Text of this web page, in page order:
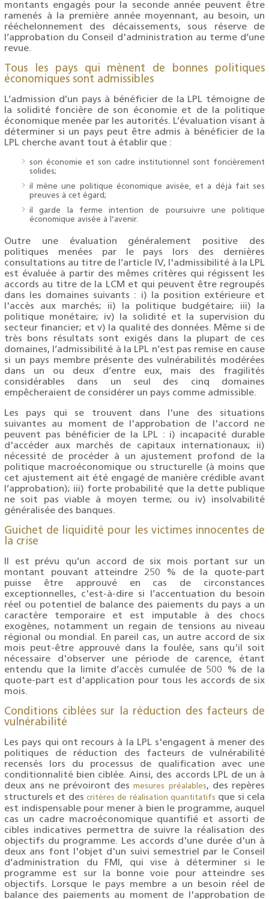
montants engagés pour la seconde année peuvent être
ramenés à la première année moyennant, au besoin, un
rééchelonnement des décaissements, sous réserve de
l’approbation du Conseil d'administration au terme d’une
revue.
Tous les pays qui mènent de bonnes politiques
économiques sont admissibles
L’admission d’un pays à bénéficier de la LPL témoigne de
la solidité foncière de son économie et de la politique
économique menée par les autorités. L’évaluation visant à
déterminer si un pays peut être admis à bénéficier de la
LPL cherche avant tout à établir que :
son économie et son cadre institutionnel sont foncièrement
solides;
il mène une politique économique avisée, et a déjà fait ses
preuves à cet égard;
il garde la ferme intention de poursuivre une politique
économique avisée à l’avenir.
Outre une évaluation généralement positive des
politiques menées par le pays lors des dernières
consultations au titre de l’article IV, l'admissibilité à la LPL
est évaluée à partir des mêmes critères qui régissent les
accords au titre de la LCM et qui peuvent être regroupés
dans les domaines suivants : i) la position extérieure et
l'accès aux marchés; ii) la politique budgétaire; iii) la
politique monétaire; iv) la solidité et la supervision du
secteur financier; et v) la qualité des données. Même si de
très bons résultats sont exigés dans la plupart de ces
domaines, l’admissibilité à la LPL n’est pas remise en cause
si un pays membre présente des vulnérabilités modérées
dans un ou deux d’entre eux, mais des fragilités
considérables dans un seul des cinq domaines
empêcheraient de considérer un pays comme admissible.
Les pays qui se trouvent dans l'une des situations
suivantes au moment de l'approbation de l'accord ne
peuvent pas bénéficier de la LPL : i) incapacité durable
d'accéder aux marchés de capitaux internationaux; ii)
nécessité de procéder à un ajustement profond de la
politique macroéconomique ou structurelle (à moins que
cet ajustement ait été engagé de manière crédible avant
l’approbation); iii) forte probabilité que la dette publique
ne soit pas viable à moyen terme; ou iv) insolvabilité
généralisée des banques.
Guichet de liquidité pour les victimes innocentes de
la crise
Il est prévu qu’un accord de six mois portant sur un
montant pouvant atteindre 250 % de la quote-part
puisse être approuvé en cas de circonstances
exceptionnelles, c'est-à-dire si l’accentuation du besoin
réel ou potentiel de balance des paiements du pays a un
caractère temporaire et est imputable à des chocs
exogènes, notamment un regain de tensions au niveau
régional ou mondial. En pareil cas, un autre accord de six
mois peut-être approuvé dans la foulée, sans qu'il soit
nécessaire d'observer une période de carence, étant
entendu que la limite d’accès cumulée de 500 % de la
quote-part est d'application pour tous les accords de six
mois.
Conditions ciblées sur la réduction des facteurs de
vulnérabilité
Les pays qui ont recours à la LPL s'engagent à mener des
politiques de réduction des facteurs de vulnérabilité
recensés lors du processus de qualification avec une
conditionnalité bien ciblée. Ainsi, des accords LPL de un à
deux ans ne prévoiront desmesures préalables, des repères
structurels et des critères de réalisation quantitatifs que si cela
est indispensable pour mener à bien le programme, auquel
cas un cadre macroéconomique quantifié et assorti de
cibles indicatives permettra de suivre la réalisation des
objectifs du programme. Les accords d'une durée d'un à
deux ans font l'objet d'un suivi semestriel par le Conseil
d’administration du FMI, qui vise à déterminer si le
programme est sur la bonne voie pour atteindre ses
objectifs. Lorsque le pays membre a un besoin réel de
balance des paiements au moment de l'approbation de